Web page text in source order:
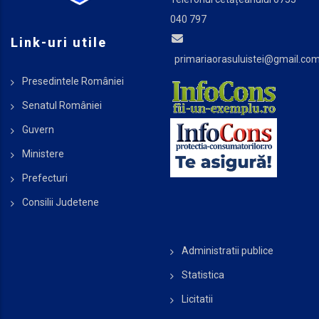
040 797
Link-uri utile
Presedintele României
Senatul României
Guvern
Ministere
Prefecturi
Consilii Judetene
Administratii publice
Statistica
Licitatii